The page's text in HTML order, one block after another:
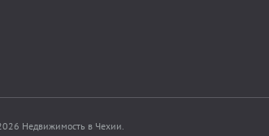
Недвижимость в Чехии.